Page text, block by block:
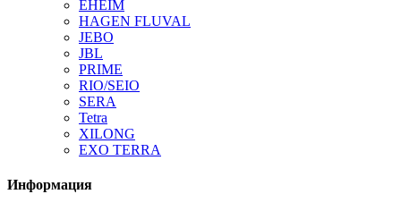
EHEIM
HAGEN FLUVAL
JEBO
JBL
PRIME
RIO/SEIO
SERA
Tetra
XILONG
EXO TERRA
Информация